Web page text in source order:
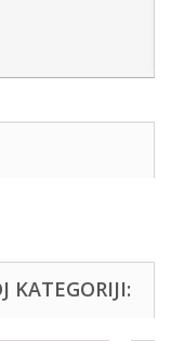
KATEGORIJI: